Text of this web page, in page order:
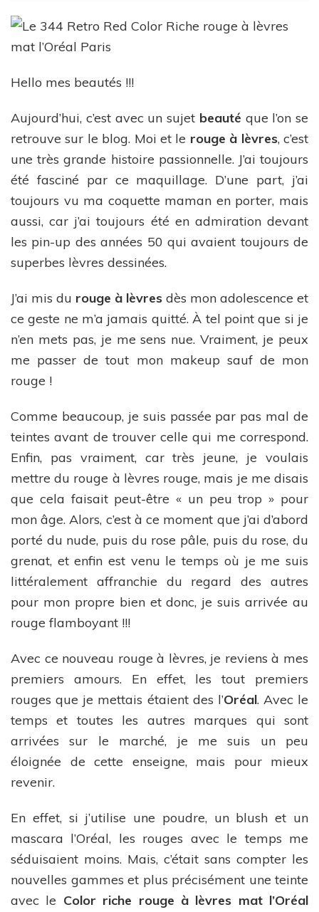
mat
l’Oréal
Paris
Hello mes beautés !!!
Aujourd’hui, c’est avec un sujet beauté que l’on se
retrouve sur le blog. Moi et le rouge à lèvres, c’est
une très grande histoire passionnelle. J’ai toujours
été fasciné par ce maquillage. D’une part, j’ai
toujours vu ma coquette maman en porter, mais
aussi, car j’ai toujours été en admiration devant
les pin-up des années 50 qui avaient toujours de
superbes lèvres dessinées.
J’ai mis du rouge à lèvres dès mon adolescence et
ce geste ne m’a jamais quitté. À tel point que si je
n’en mets pas, je me sens nue. Vraiment, je peux
me passer de tout mon makeup sauf de mon
rouge !
Comme beaucoup, je suis passée par pas mal de
teintes avant de trouver celle qui me correspond.
Enfin, pas vraiment, car très jeune, je voulais
mettre du rouge à lèvres rouge, mais je me disais
que cela faisait peut-être « un peu trop » pour
mon âge. Alors, c’est à ce moment que j’ai d’abord
porté du nude, puis du rose pâle, puis du rose, du
grenat, et enfin est venu le temps où je me suis
littéralement affranchie du regard des autres
pour mon propre bien et donc, je suis arrivée au
rouge flamboyant !!!
Avec ce nouveau rouge à lèvres, je reviens à mes
premiers amours. En effet, les tout premiers
rouges que je mettais étaient des l’Oréal. Avec le
temps et toutes les autres marques qui sont
arrivées sur le marché, je me suis un peu
éloignée de cette enseigne, mais pour mieux
revenir.
En effet, si j’utilise une poudre, un blush et un
mascara l’Oréal, les rouges avec le temps me
séduisaient moins. Mais, c’était sans compter les
nouvelles gammes et plus précisément une teinte
avec le Color riche rouge à lèvres mat l’Oréal